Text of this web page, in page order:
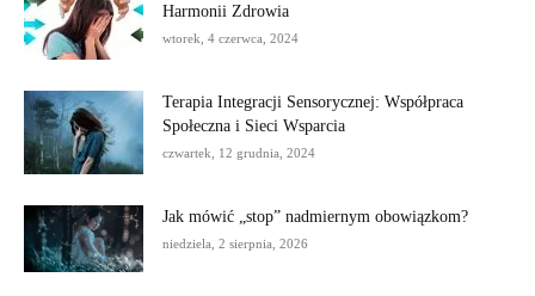
Harmonii Zdrowia
wtorek, 4 czerwca, 2024
Terapia Integracji Sensorycznej: Współpraca
Społeczna i Sieci Wsparcia
czwartek, 12 grudnia, 2024
Jak mówić „stop” nadmiernym obowiązkom?
niedziela, 2 sierpnia, 2026